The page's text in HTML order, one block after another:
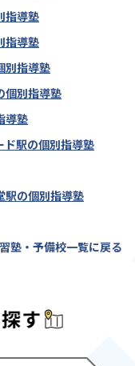
指導塾
指導塾
別指導塾
個別指導塾
導塾
ド駅の個別指導塾
駅の個別指導塾
塾・予備校一覧に戻る